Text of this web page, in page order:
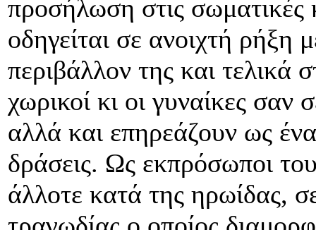
προσήλωση στις σωματικές
οδηγείται σε ανοιχτή ρήξη
περιβάλλον της και τελικά
χωρικοί κι οι γυναίκες σαν
αλλά και επηρεάζουν ως
δράσεις. Ως εκπρόσωποι
άλλοτε κατά της ηρωίδας,